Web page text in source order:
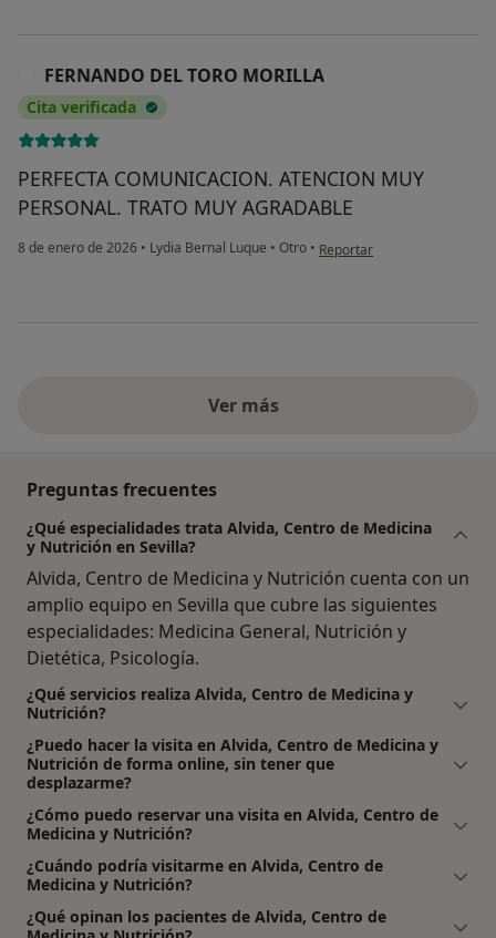
FERNANDO DEL TORO MORILLA
Cita verificada
PERFECTA COMUNICACION. ATENCION MUY
PERSONAL. TRATO MUY AGRADABLE
8 de enero de 2026 • Lydia Bernal Luque • Otro • en opinión del usuario
Reportar
Ver más
Preguntas frecuentes
¿Qué especialidades trata Alvida, Centro de Medicina
y Nutrición en Sevilla?
Alvida, Centro de Medicina y Nutrición cuenta con un
amplio equipo en Sevilla que cubre las siguientes
especialidades: Medicina General, Nutrición y
Dietética, Psicología.
¿Qué servicios realiza Alvida, Centro de Medicina y
Nutrición?
¿Puedo hacer la visita en Alvida, Centro de Medicina y
Nutrición de forma online, sin tener que
desplazarme?
¿Cómo puedo reservar una visita en Alvida, Centro de
Medicina y Nutrición?
¿Cuándo podría visitarme en Alvida, Centro de
Medicina y Nutrición?
¿Qué opinan los pacientes de Alvida, Centro de